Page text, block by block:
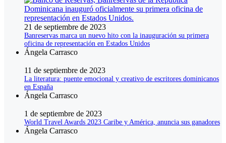
21 de septiembre de 2023
Banreservas marca un nuevo hito con la inauguración su primera
oficina de representación en Estados Unidos
Ángela Carrasco
11 de septiembre de 2023
La literatura: puente emocional y creativo de escritores dominicanos
en España
Ángela Carrasco
1 de septiembre de 2023
World Travel Awards 2023 Caribe y América, anuncia sus ganadores
Ángela Carrasco